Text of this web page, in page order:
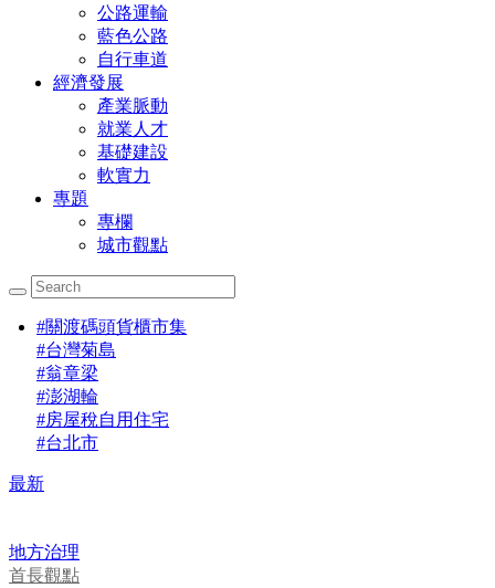
公路運輸
藍色公路
自行車道
經濟發展
產業脈動
就業人才
基礎建設
軟實力
專題
專欄
城市觀點
#關渡碼頭貨櫃市集
#台灣菊島
#翁章梁
#澎湖輪
#房屋稅自用住宅
#台北市
最新
地方治理
首長觀點